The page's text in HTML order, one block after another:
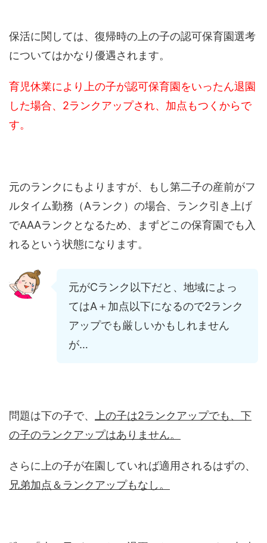
保活に関しては、復帰時の上の子の認可保育園選考
についてはかなり優遇されます。
育児休業により上の子が認可保育園をいったん退園
した場合、2ランクアップされ、加点もつくからで
す。
元のランクにもよりますが、もし第二子の産前がフ
ルタイム勤務（Aランク）の場合、ランク引き上げ
でAAAランクとなるため、まずどこの保育園でも入
れるという状態になります。
元がCランク以下だと、地域によっ
てはA＋加点以下になるので2ランク
アップでも厳しいかもしれません
が…
問題は下の子で、
上の子は2ランクアップでも、下
の子のランクアップはありません。
さらに上の子が在園していれば適用されるはずの、
兄弟加点＆ランクアップもなし。